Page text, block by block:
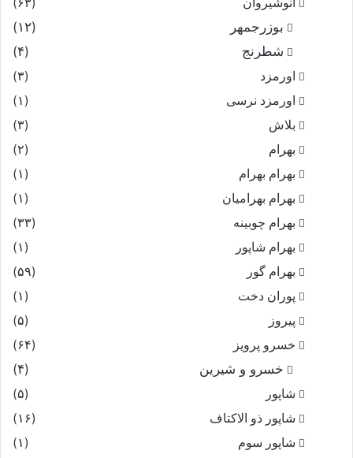
بوزرجمهر
(۱۲)
شطرنج
(۴)
اورمزد
(۳)
اورمزد نرسى‏
(۱)
بلاش
(۳)
بهرام
(۲)
بهرام بهرام
(۱)
بهرام بهرامیان‏
(۱)
بهرام چوبینه
(۳۳)
بهرام شاپور
(۱)
بهرام گور
(۵۹)
پوران دخت
(۱)
پیروز
(۵)
خسرو پرویز
(۶۴)
خسرو و شیرین (۴)
شاپور
(۵)
شاپور ذو الاکتاف
(۱۶)
شاپور سوم‏
(۱)